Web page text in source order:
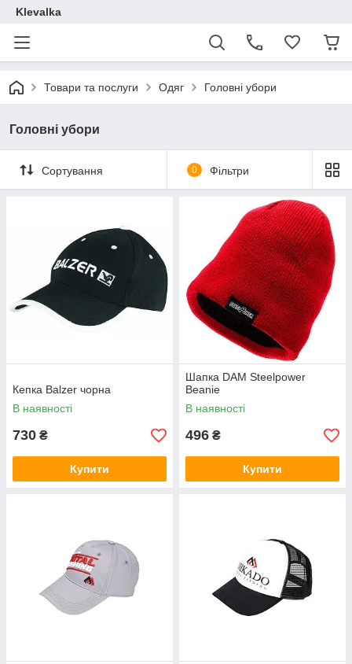
Klevalka
Товари та послуги Одяг Головні убори
Головні убори
Сортування 0 Фільтри
Кепка Balzer чорна
В наявності
730 ₴
Купити
Шапка DAM Steelpower
Beanie
В наявності
496 ₴
Купити